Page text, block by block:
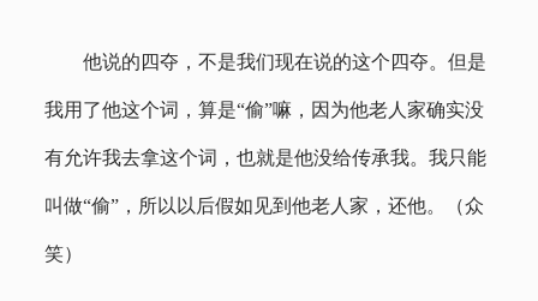
他说的四夺，不是我们现在说的这个四夺。但是
我用了他这个词，算是“偷”嘛，因为他老人家确实没
有允许我去拿这个词，也就是他没给传承我。我只能
叫做“偷”，所以以后假如见到他老人家，还他。（众
笑）